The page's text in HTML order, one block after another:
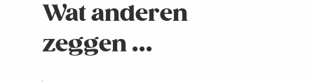
Wat anderen
zeggen ...